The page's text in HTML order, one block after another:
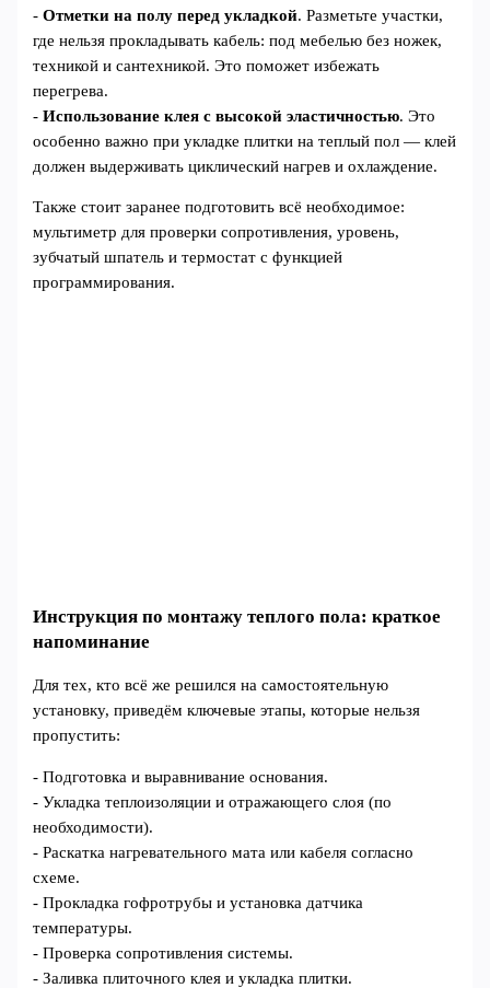
-Отметки на полу перед укладкой. Разметьте участки,
где нельзя прокладывать кабель: под мебелью без ножек,
техникой и сантехникой. Это поможет избежать
перегрева.
-Использование клея с высокой эластичностью. Это
особенно важно при укладке плитки на теплый пол — клей
должен выдерживать циклический нагрев и охлаждение.
Также стоит заранее подготовить всё необходимое:
мультиметр для проверки сопротивления, уровень,
зубчатый шпатель и термостат с функцией
программирования.
Инструкция по монтажу теплого пола: краткое
напоминание
Для тех, кто всё же решился на самостоятельную
установку, приведём ключевые этапы, которые нельзя
пропустить:
- Подготовка и выравнивание основания.
- Укладка теплоизоляции и отражающего слоя (по
необходимости).
- Раскатка нагревательного мата или кабеля согласно
схеме.
- Прокладка гофротрубы и установка датчика
температуры.
- Проверка сопротивления системы.
- Заливка плиточного клея и укладка плитки.